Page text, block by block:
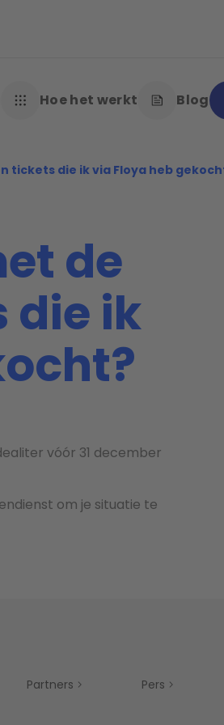
Hoe het werkt Blog
tickets die ik via Floya heb
de
die ik
vóór 31 december
om je situatie te
Partners Pers